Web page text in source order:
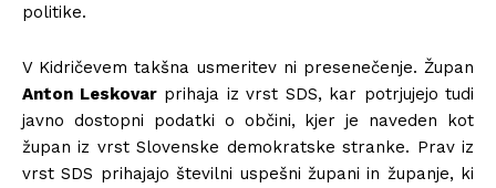
politike.
V Kidričevem takšna usmeritev ni presenečenje. Župan
Anton Leskovarprihaja iz vrst SDS, kar potrjujejo tudi
javno dostopni podatki o občini, kjer je naveden kot
župan iz vrst Slovenske demokratske stranke. Prav iz
vrst SDS prihajajo številni uspešni župani in županje, ki